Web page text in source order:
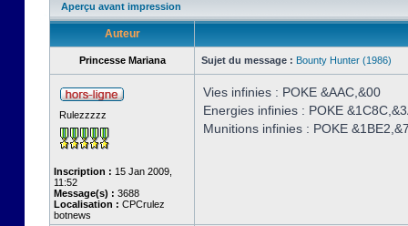
Aperçu avant impression
Auteur
Princesse Mariana Sujet du message : Bounty Hunter (1986)
Rulezzzzz
Inscription : 15 Jan 2009,
11:52
Message(s) : 3688
Localisation : CPCrulez
botnews
Vies infinies : POKE &AAC,&00
Energies infinies : POKE
Munitions infinies : POKE